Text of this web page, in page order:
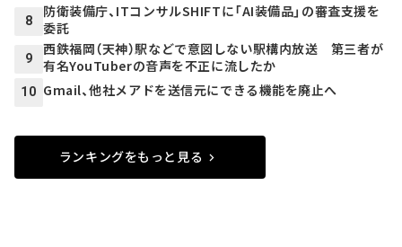
8
防衛装備庁、ITコンサルSHIFTに「AI装備品」の審査支援を
委託
9
西鉄福岡（天神）駅などで意図しない駅構内放送 第三者が
有名YouTuberの音声を不正に流したか
10 Gmail、他社メアドを送信元にできる機能を廃止へ
ランキングをもっと見る